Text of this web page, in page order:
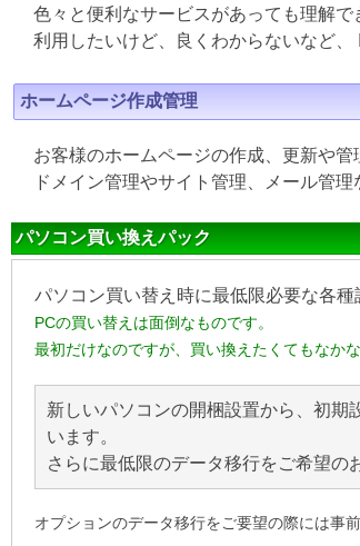
色々と便利なサービスがあっても理解で
利用したいけど、良くわからないなど
ホームページ作成管理
お客様のホームページの作成、更新や管
ドメイン管理やサイト管理、メール管
パソコン買い換えパック
パソコン買い替え時に最低限必要な各種
PCの買い替えは面倒なものです。
最初だけなのですが、買い換えたくてもなか
新しいパソコンの開梱設置から、初期
います。
さらに最低限のデータ移行をご希望の
オプションのデータ移行をご要望の際には事